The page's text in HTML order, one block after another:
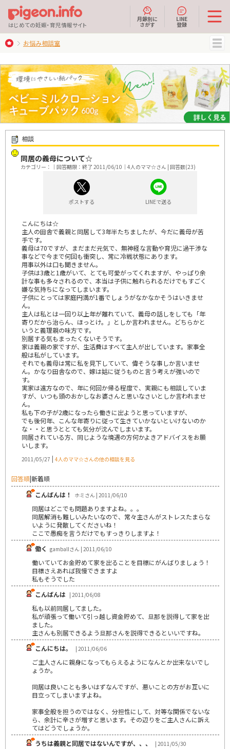
はじめての妊娠・育児情報サイト
月齢別に
さがす
LINE
登録
お悩み相談室
相談
同居の義母について☆
カテゴリー：｜回答期限：終了 2011/06/10｜4人のママ☆さん | 回答数(23)
ポストする LINEで送る
こんにちは☆
主人の田舎で義親と同居して3年半たちましたが、今だに義母が苦
手です。
義母は70ですが、まだまだ元気で、無神経な言動や育児に過干渉な
事などで今まで何回も衝突し、常に冷戦状態にあります。
用事以外は口も聞きません。
子供は3歳と1歳がいて、とても可愛がってくれますが、やっぱり余
計な事も多々されるので、本当は子供に触れられるだけでもすごく
嫌な気持ちになってしまいます。
子供にとっては家庭円満が1番でしょうがなかなかそうはいきませ
ん。
主人は私とは一回り以上年が離れていて、義母の話しをしても「年
寄りだから治らん、ほっとけ。」としか言われません。どちらかと
いうと義理親の味方です。
別居する気もまったくないそうです。
家は義親の家ですが、生活費はすべて主人が出しています。家事全
般は私がしています。
それでも義母は常に私を見下していて、偉そうな事しか言いませ
ん。かなり田舎なので、嫁は姑に従うものと言う考えが強いので
す。
実家は遠方なので、年に何回か帰る程度で、実親にも相談していま
すが、いつも頭のおかしなお婆さんと思いなさいとしか言われませ
ん。
私も下の子が2歳になったら働きに出ようと思っていますが、
でも後何年、こんな年寄りに従って生きていかないといけないのか
な・・と思うととても気分が沈んでしまいます。
同居されている方、同じような境遇の方何かよきアドバイスをお願
いします。
2011/05/27 | 4人のママ☆さんの他の相談を見る
回答順|新着順
こんばんは！
ホミさん | 2011/06/10
同居はどこでも問題ありますよね。。。
同居解消も難しいみたいなので、常々主さんがストレスたまらな
いように発散してくださいね！
ここで愚痴を言うだけでもすっきりしますよ！
働く gamballさん | 2011/06/10
働いていてお金貯めて家を出ることを目標にがんばりましょう！
目標さえあれば我慢できますよ
私もそうでした
こんばんは | 2011/06/08
私も以前同居してました。
私が頑張って働いて引っ越し資金貯めて、旦那を説得して家を出
ました。
主さんも別居できるよう旦那さんを説得できるといいですね。
こんにちは。
| 2011/06/06
ご主人さんに親身になってもらえるようになんとか出来ないでし
ょうか。
同居は良いことも多いはずなんですが、悪いことの方がお互いに
目立ってしまいますよね。
家事全般を担うのではなく、分担性にして、対等な関係でないな
ら、余計に辛さが増すと思います。その辺りをご主人さんに訴え
てはどうでしょうか。
うちは義親と同居ではないんですが、、、
| 2011/05/30